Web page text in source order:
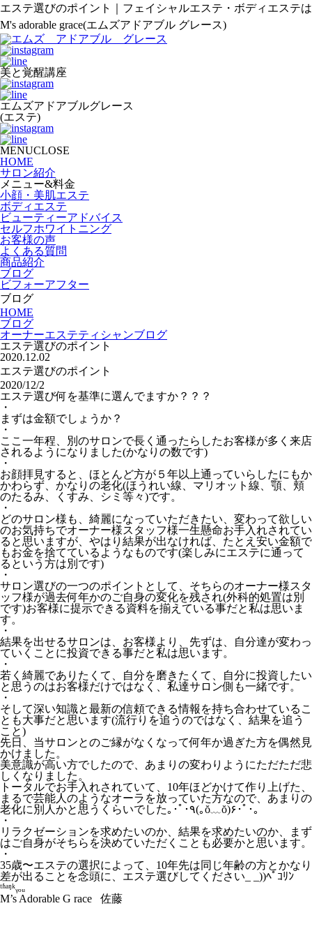
エステ選びのポイント｜フェイシャルエステ・ボディエステは
M's adorable grace(エムズアドアブル グレース)
美と覚醒講座
エムズアドアブルグレース
(エステ)
MENUCLOSE
HOME
サロン紹介
メニュー&料金
小顔・美肌エステ
ボディエステ
ビューティーアドバイス
セルフホワイトニング
お客様の声
よくある質問
商品紹介
ブログ
ビフォーアフター
ブログ
HOME
ブログ
オーナーエステティシャンブログ
エステ選びのポイント
2020.12.02
エステ選びのポイント
2020/12/2
エステ選び何を基準に選んでますか？？？
・
まずは金額でしょうか？
・
ここ一年程、別のサロンで長く通ったらしたお客様が多く来店
されるようになりました(かなりの数です)
・
お顔拝見すると、ほとんど方が５年以上通っていらしたにもか
かわらず、かなりの老化(ほうれい線、マリオット線、顎、頬
のたるみ、くすみ、シミ等々)です。
・
どのサロン様も、綺麗になっていただきたい、変わって欲しい
のお気持ちでオーナー様スタッフ様一生懸命お手入れされてい
ると思いますが、やはり結果が出なければ、たとえ安い金額で
もお金を捨てているようなものです(楽しみにエステに通って
るという方は別です)
・
サロン選びの一つのポイントとして、そちらのオーナー様スタ
ッフ様が過去何年かのご自身の変化を残され(外科的処置は別
です)お客様に提示できる資料を揃えている事だと私は思いま
す。
・
結果を出せるサロンは、お客様より、先ずは、自分達が変わっ
ていくことに投資できる事だと私は思います。
・
若く綺麗でありたくて、自分を磨きたくて、自分に投資したい
と思うのはお客様だけではなく、私達サロン側も一緒です。
・
そして深い知識と最新の信頼できる情報を持ち合わせているこ
とも大事だと思います(流行りを追うのではなく、結果を追う
こと)
先日、当サロンとのご縁がなくなって何年か過ぎた方を偶然見
かけました。
美意識が高い方でしたので、あまりの変わりようにただただ悲
しくなりました。
トータルでお手入れされていて、10年ほどかけて作り上げた、
まるで芸能人のようなオーラを放っていた方なので、あまりの
老化に別人かと思うくらいでした｡･ﾟ･٩(｡ŏ﹏ŏ)۶･ﾟ･｡
・
リラクゼーションを求めたいのか、結果を求めたいのか、まず
はご自身がそちらを決めていただくことも必要かと思います。
・
35歳〜エステの選択によって、10年先は同じ年齢の方とかなり
差が出ることを念頭に、エステ選びしてください_ _))ﾍﾟｺﾘﾝ
ᵗʱᵃᵑᵏᵧₒᵤ
M’s Adorable G race 佐藤